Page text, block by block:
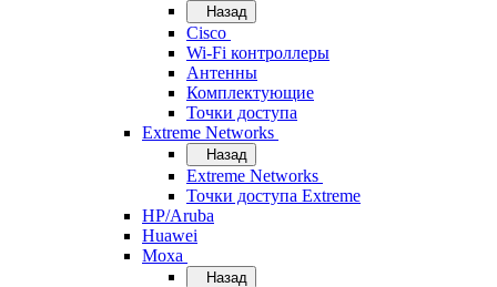
Назад
Cisco
Wi-Fi контроллеры
Антенны
Комплектующие
Точки доступа
Extreme Networks
Назад
Extreme Networks
Точки доступа Extreme
HP/Aruba
Huawei
Moxa
Назад